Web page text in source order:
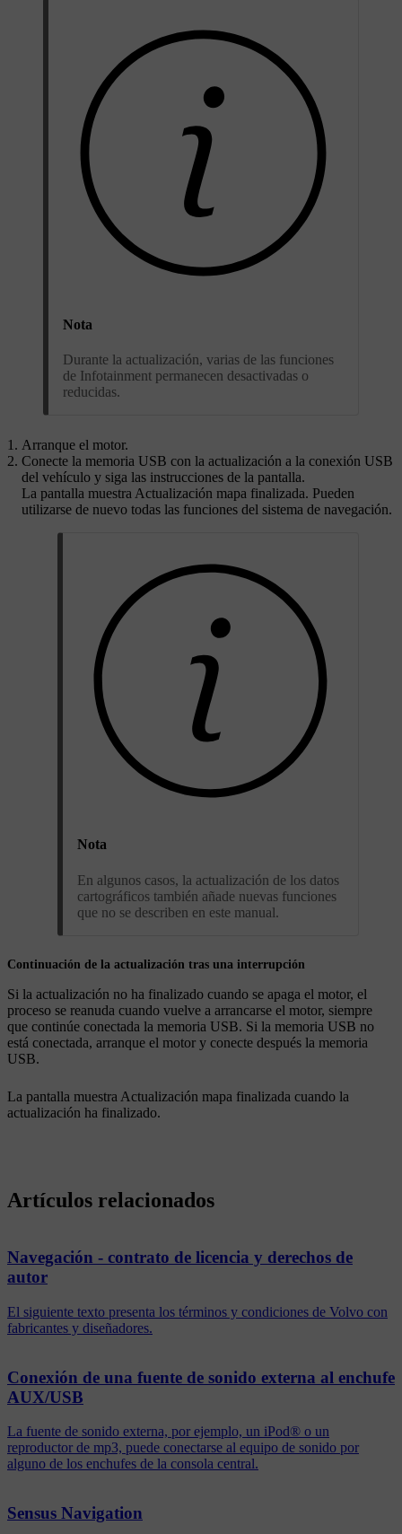
Nota
Durante la actualización, varias de las funciones
de Infotainment permanecen desactivadas o
reducidas.
Arranque el motor.
Conecte la memoria USB con la actualización a la conexión USB
del vehículo y siga las instrucciones de la pantalla.
La pantalla muestra Actualización mapa finalizada. Pueden
utilizarse de nuevo todas las funciones del sistema de navegación.
Nota
En algunos casos, la actualización de los datos
cartográficos también añade nuevas funciones
que no se describen en este manual.
Continuación de la actualización tras una interrupción
Si la actualización no ha finalizado cuando se apaga el motor, el
proceso se reanuda cuando vuelve a arrancarse el motor, siempre
que continúe conectada la memoria USB. Si la memoria USB no
está conectada, arranque el motor y conecte después la memoria
USB.
La pantalla muestra Actualización mapa finalizada cuando la
actualización ha finalizado.
Artículos relacionados
Navegación - contrato de licencia y derechos de
autor
El siguiente texto presenta los términos y condiciones de Volvo con
fabricantes y diseñadores.
Conexión de una fuente de sonido externa al enchufe
AUX/USB
La fuente de sonido externa, por ejemplo, un iPod® o un
reproductor de mp3, puede conectarse al equipo de sonido por
alguno de los enchufes de la consola central.
Sensus Navigation